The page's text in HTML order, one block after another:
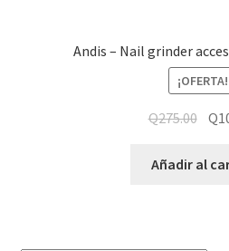
Andis – Nail grinder
¡OFERTA!
Q275.00 Q
Añadir al